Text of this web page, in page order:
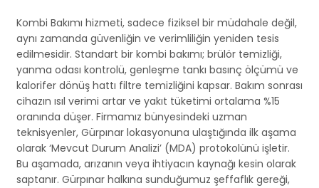
Kombi Bakımı hizmeti, sadece fiziksel bir müdahale değil,
aynı zamanda güvenliğin ve verimliliğin yeniden tesis
edilmesidir. Standart bir kombi bakımı; brülör temizliği,
yanma odası kontrolü, genleşme tankı basınç ölçümü ve
kalorifer dönüş hattı filtre temizliğini kapsar. Bakım sonrası
cihazın ısıl verimi artar ve yakıt tüketimi ortalama %15
oranında düşer. Firmamız bünyesindeki uzman
teknisyenler, Gürpınar lokasyonuna ulaştığında ilk aşama
olarak ‘Mevcut Durum Analizi’ (MDA) protokolünü işletir.
Bu aşamada, arızanın veya ihtiyacın kaynağı kesin olarak
saptanır. Gürpınar halkına sunduğumuz şeffaflık gereği,